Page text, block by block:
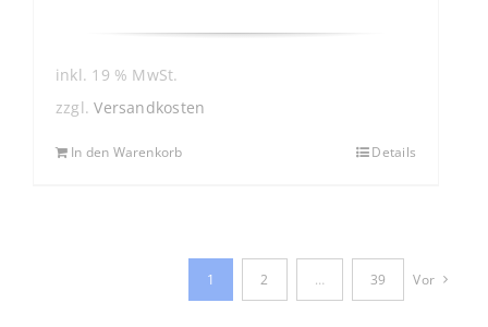
inkl. 19 % MwSt.
zzgl.Versandkosten
In den Warenkorb Details
1 2 … 39 Vor